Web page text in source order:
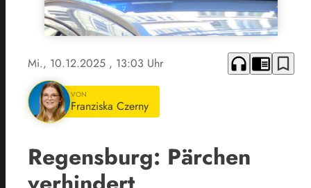
Mi., 10.12.2025 , 13:03 Uhr headphones chrome_reader_mode bookmark_border
VON
Franziska Czerny
Regensburg: Pärchen